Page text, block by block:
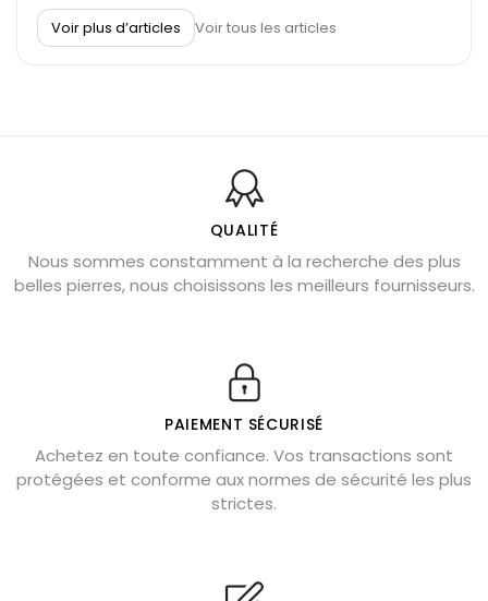
À quel poignet porter un bracelet de pierre
Découvrez le scorpion et ses pierres
Bienfaits de la sélénite – pierre des anges
L’améthyste est-elle faite pour moi ?
Chrysocolle : pierre apaisante
Obsidienne dorée : vertus et signification
Véritable citrine naturelle non chauffée
Où placer la citrine dans la maison
Cornaline : propriétés magiques
Capricorne : quelles pierres choisir
Shungite : purification et protection
Voir plus d’articles Voir tous les articles
QUALITÉ
Nous sommes constamment à la recherche des plus
belles pierres, nous choisissons les meilleurs fournisseurs.
PAIEMENT SÉCURISÉ
Achetez en toute confiance. Vos transactions sont
protégées et conforme aux normes de sécurité les plus
strictes.